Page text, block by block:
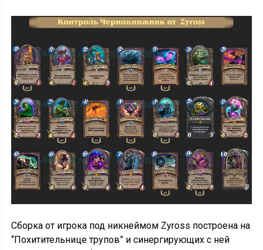
Сборка от игрока под никнеймом Zyross построена на
“Похитительнице трупов” и синергирующих с ней